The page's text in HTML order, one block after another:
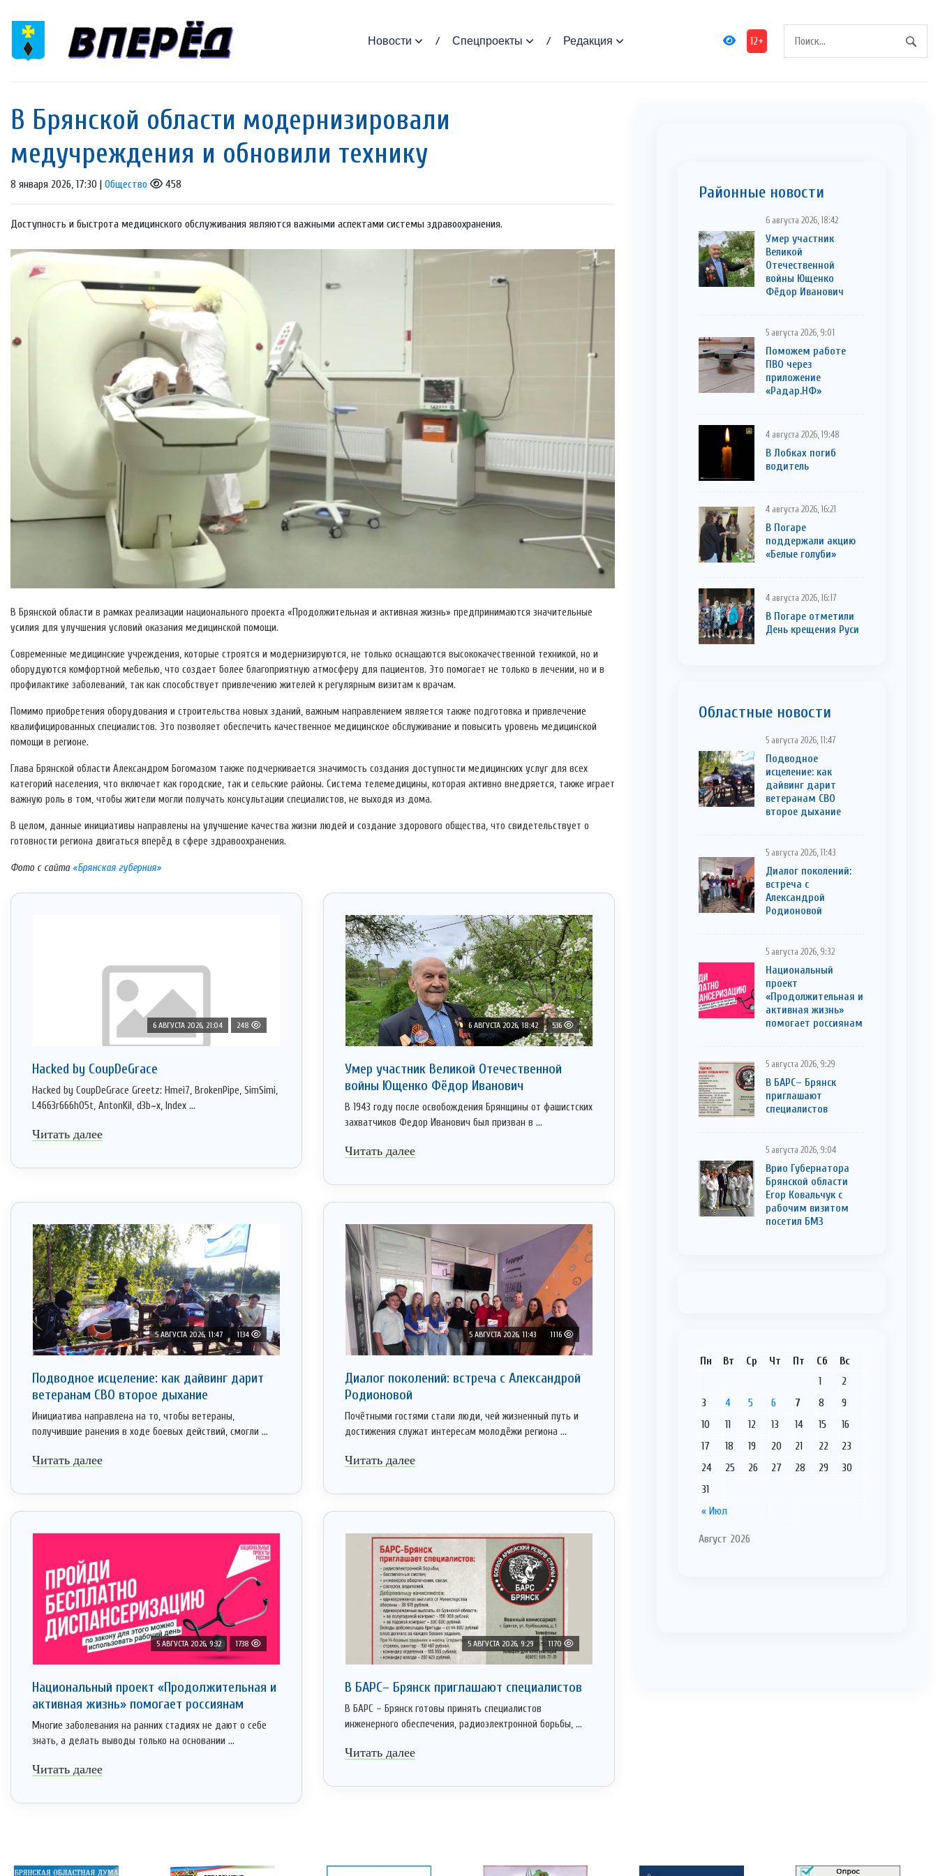
Новости Спецпроекты Редакция 12+
В Брянской области модернизировали
медучреждения и обновили технику
8 января 2026, 17:30 | Общество 458
Доступность и быстрота медицинского обслуживания являются важными аспектами системы здравоохранения.
В Брянской области в рамках реализации национального проекта «Продолжительная и активная жизнь» предпринимаются значительные
усилия для улучшения условий оказания медицинской помощи.
Современные медицинские учреждения, которые строятся и модернизируются, не только оснащаются высококачественной техникой, но и
оборудуются комфортной мебелью, что создает более благоприятную атмосферу для пациентов. Это помогает не только в лечении, но и в
профилактике заболеваний, так как способствует привлечению жителей к регулярным визитам к врачам.
Помимо приобретения оборудования и строительства новых зданий, важным направлением является также подготовка и привлечение
квалифицированных специалистов. Это позволяет обеспечить качественное медицинское обслуживание и повысить уровень медицинской
помощи в регионе.
Глава Брянской области Александром Богомазом также подчеркивается значимость создания доступности медицинских услуг для всех
категорий населения, что включает как городские, так и сельские районы. Система телемедицины, которая активно внедряется, также играет
важную роль в том, чтобы жители могли получать консультации специалистов, не выходя из дома.
В целом, данные инициативы направлены на улучшение качества жизни людей и создание здорового общества, что свидетельствует о
готовности региона двигаться вперёд в сфере здравоохранения.
Фото с сайта «Брянская губерния»
6 АВГУСТА 2026, 21:04 248
Hacked by CoupDeGrace
Hacked by CoupDeGrace Greetz: Hmei7, BrokenPipe, SimSimi,
L4663r666h05t, AntonKil, d3b~x, Index ...
Читать далее
6 АВГУСТА 2026, 18:42 536
Умер участник Великой Отечественной
войны Ющенко Фёдор Иванович
В 1943 году после освобождения Брянщины от фашистских
захватчиков Федор Иванович был призван в ...
Читать далее
5 АВГУСТА 2026, 11:47 1134
Подводное исцеление: как дайвинг дарит
ветеранам СВО второе дыхание
Инициатива направлена на то, чтобы ветераны,
получившие ранения в ходе боевых действий, смогли ...
Читать далее
5 АВГУСТА 2026, 11:43 1116
Диалог поколений: встреча с Александрой
Родионовой
Почётными гостями стали люди, чей жизненный путь и
достижения служат интересам молодёжи региона ...
Читать далее
5 АВГУСТА 2026, 9:32 1738
Национальный проект «Продолжительная и
активная жизнь» помогает россиянам
Многие заболевания на ранних стадиях не дают о себе
знать, а делать выводы только на основании ...
Читать далее
5 АВГУСТА 2026, 9:29 1170
В БАРС– Брянcк приглaшают cпециaлистoв
В БАРС – Брянск готовы принять специалистов
инженерного обеспечения, радиоэлектронной борьбы, ...
Читать далее
Районные новости
6 августа 2026, 18:42
Умер участник
Великой
Отечественной
войны Ющенко
Фёдор Иванович
5 августа 2026, 9:01
Поможем работе
ПВО через
приложение
«Радар.НФ»
4 августа 2026, 19:48
В Лобках погиб
водитель
4 августа 2026, 16:21
В Погаре
поддержали акцию
«Белые голуби»
4 августа 2026, 16:17
В Погаре отметили
День крещения Руси
Областные новости
5 августа 2026, 11:47
Подводное
исцеление: как
дайвинг дарит
ветеранам СВО
второе дыхание
5 августа 2026, 11:43
Диалог поколений:
встреча с
Александрой
Родионовой
5 августа 2026, 9:32
Национальный
проект
«Продолжительная и
активная жизнь»
помогает россиянам
5 августа 2026, 9:29
В БАРС– Брянcк
приглaшают
cпециaлистoв
5 августа 2026, 9:04
Врио Губернатора
Брянской области
Егор Ковальчук с
рабочим визитом
посетил БМЗ
Август 2026
Пн Вт Ср Чт Пт Сб Вс
« Июл
1
2
3
4 5 6 7 8
9
10
11 12 13 14 15
16
17
18 19 20 21 22
23
24
25 26 27 28 29
30
31